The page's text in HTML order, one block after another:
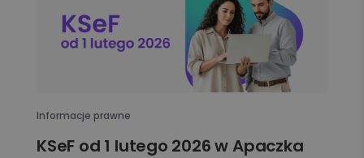
Informacje prawne
KSeF od 1 lutego 2026 w Apaczka